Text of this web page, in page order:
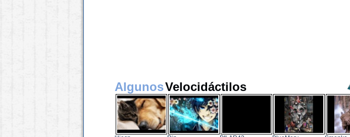
AlgunosVelocidáctilos